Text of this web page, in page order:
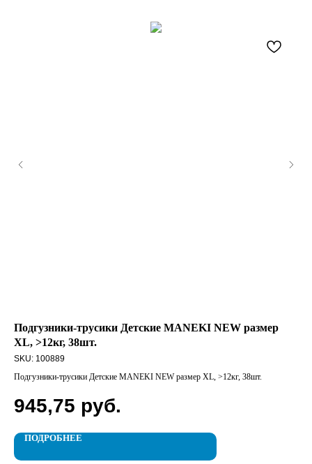
Подгузники-трусики Детские MANEKI NEW размер
XL, >12кг, 38шт.
SKU: 100889
Подгузники-трусики Детские MANEKI NEW размер XL, >12кг, 38шт.
945,75 руб.
ПОДРОБНЕЕ